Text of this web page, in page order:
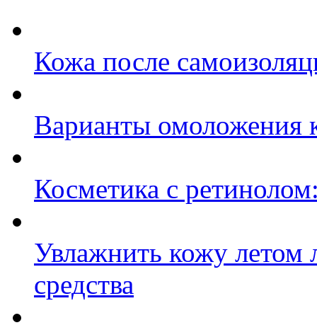
Кожа после
Варианты омоложения
Косметика с
Увлажнить кожу летом
средства